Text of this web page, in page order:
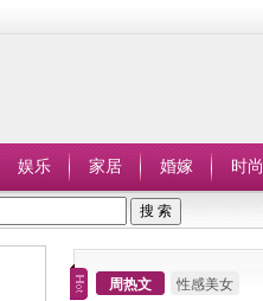
娱乐 家居 婚嫁 时尚
周热文 性感美女